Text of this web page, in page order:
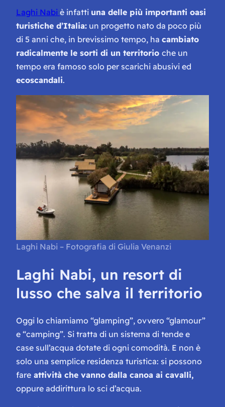
Laghi Nabi è infatti una delle più importanti oasi
turistiche d’Italia: un progetto nato da poco più
di 5 anni che, in brevissimo tempo, ha cambiato
radicalmente le sorti di un territorio che un
tempo era famoso solo per scarichi abusivi ed
ecoscandali.
Laghi Nabi – Fotografia di Giulia Venanzi
Laghi Nabi, un resort di
lusso che salva il territorio
Oggi lo chiamiamo “glamping”, ovvero “glamour”
e “camping”. Si tratta di un sistema di tende e
case sull’acqua dotate di ogni comodità. E non è
solo una semplice residenza turistica: si possono
fare attività che vanno dalla canoa ai cavalli,
oppure addirittura lo sci d’acqua.